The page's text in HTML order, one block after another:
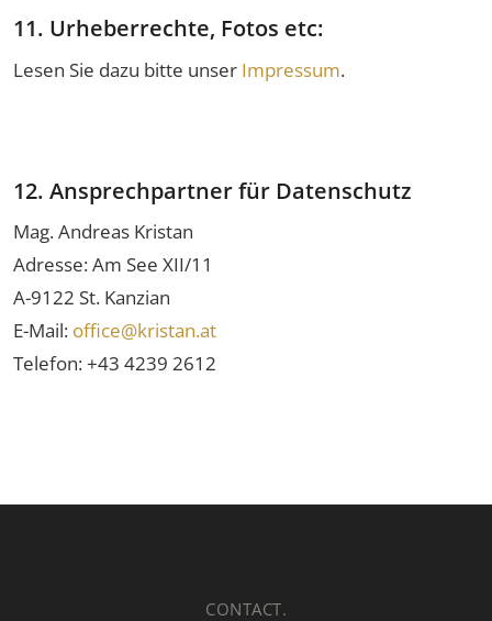
11. Urheberrechte, Fotos etc:
Lesen Sie dazu bitte unser Impressum.
12. Ansprechpartner für Datenschutz
Mag. Andreas Kristan
Adresse: Am See XII/11
A-9122 St. Kanzian
E-Mail: office@kristan.at
Telefon: +43 4239 2612
CONTACT.